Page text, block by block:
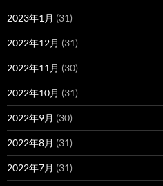
2023年1月 (31)
2022年12月 (31)
2022年11月 (30)
2022年10月 (31)
2022年9月 (30)
2022年8月 (31)
2022年7月 (31)